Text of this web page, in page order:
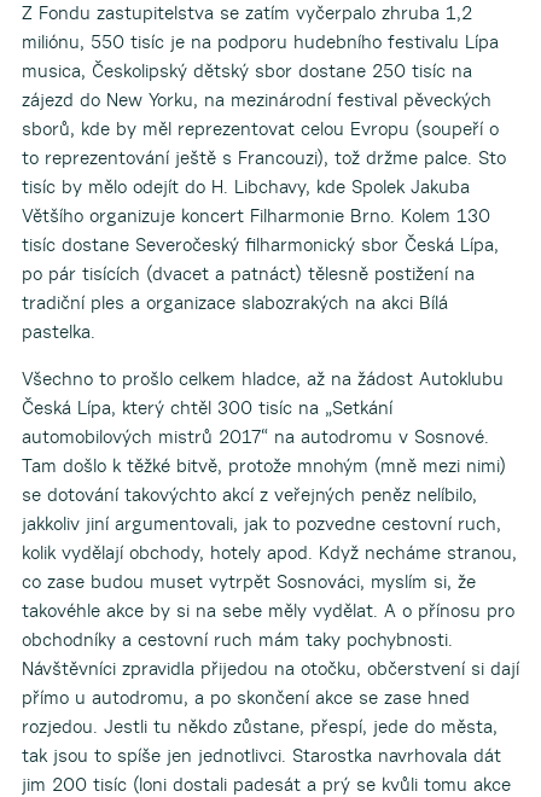
Z Fondu zastupitelstva se zatím vyčerpalo zhruba 1,2
miliónu, 550 tisíc je na podporu hudebního festivalu Lípa
musica, Českolipský dětský sbor dostane 250 tisíc na
zájezd do New Yorku, na mezinárodní festival pěveckých
sborů, kde by měl reprezentovat celou Evropu (soupeří o
to reprezentování ještě s Francouzi), tož držme palce. Sto
tisíc by mělo odejít do H. Libchavy, kde Spolek Jakuba
Většího organizuje koncert Filharmonie Brno. Kolem 130
tisíc dostane Severočeský filharmonický sbor Česká Lípa,
po pár tisících (dvacet a patnáct) tělesně postižení na
tradiční ples a organizace slabozrakých na akci Bílá
pastelka.
Všechno to prošlo celkem hladce, až na žádost Autoklubu
Česká Lípa, který chtěl 300 tisíc na „Setkání
automobilových mistrů 2017“ na autodromu v Sosnové.
Tam došlo k těžké bitvě, protože mnohým (mně mezi nimi)
se dotování takovýchto akcí z veřejných peněz nelíbilo,
jakkoliv jiní argumentovali, jak to pozvedne cestovní ruch,
kolik vydělají obchody, hotely apod. Když necháme stranou,
co zase budou muset vytrpět Sosnováci, myslím si, že
takovéhle akce by si na sebe měly vydělat. A o přínosu pro
obchodníky a cestovní ruch mám taky pochybnosti.
Návštěvníci zpravidla přijedou na otočku, občerstvení si dají
přímo u autodromu, a po skončení akce se zase hned
rozjedou. Jestli tu někdo zůstane, přespí, jede do města,
tak jsou to spíše jen jednotlivci. Starostka navrhovala dát
jim 200 tisíc (loni dostali padesát a prý se kvůli tomu akce